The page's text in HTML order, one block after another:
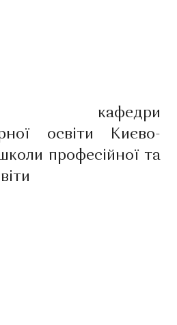
кафедри
освіти Києво-
професійної та